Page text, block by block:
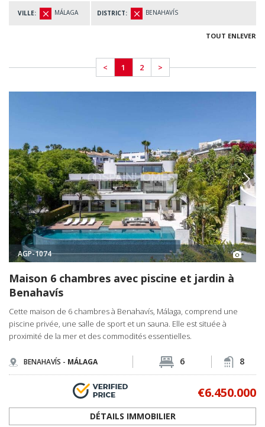
VILLE: MÁLAGA DISTRICT: BENAHAVÍS
TOUT ENLEVER
< 1 2 >
AGP-1074
Maison 6 chambres avec piscine et jardin à
Benahavís
Cette maison de 6 chambres à Benahavís, Málaga, comprend une
piscine privée, une salle de sport et un sauna. Elle est située à
proximité de la mer et des commodités essentielles.
BENAHAVÍS - MÁLAGA 6 8
€6.450.000
DÉTAILS IMMOBILIER